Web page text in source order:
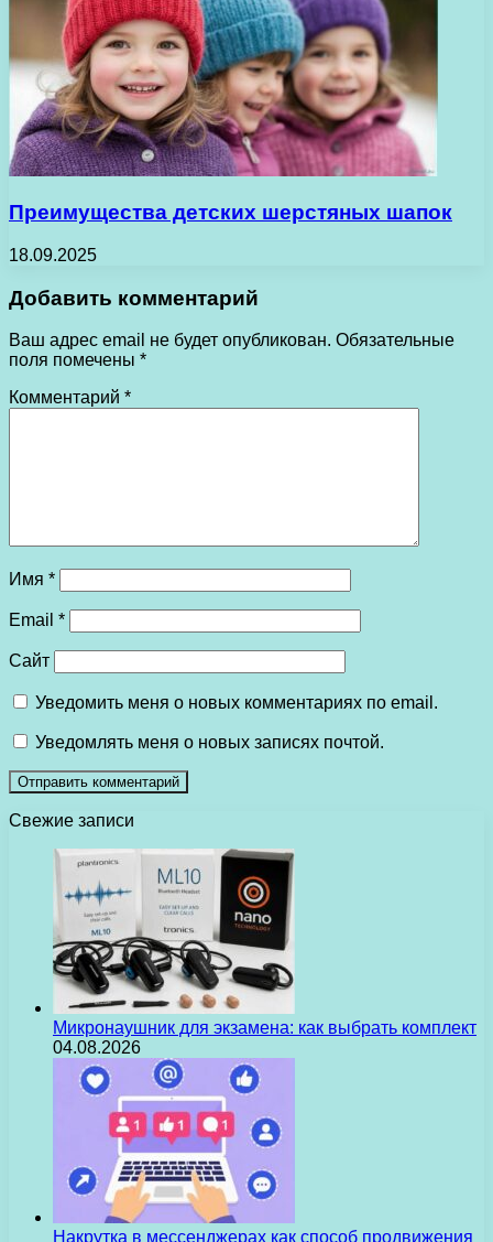
Преимущества детских шерстяных шапок
18.09.2025
Добавить комментарий
Ваш адрес email не будет опубликован. Обязательные
поля помечены *
Комментарий *
Имя *
Email *
Сайт
Уведомить меня о новых комментариях по email.
Уведомлять меня о новых записях почтой.
Свежие записи
Микронаушник для экзамена: как выбрать комплект
04.08.2026
Накрутка в мессенджерах как способ продвижения